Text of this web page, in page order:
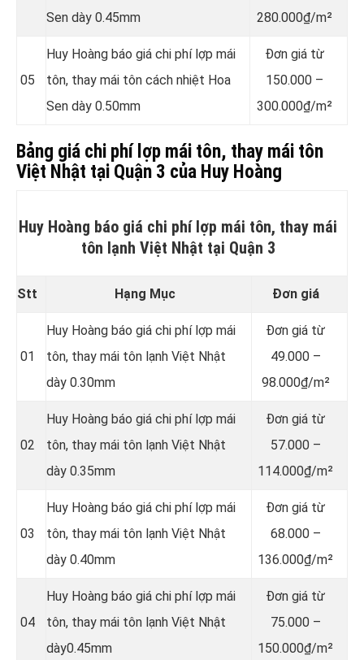
Sen dày 0.45mm
280.000₫/m²
05
Huy Hoàng báo giá chi phí lợp mái
tôn, thay mái tôn cách nhiệt Hoa
Sen dày 0.50mm
Đơn giá từ
150.000 –
300.000₫/m²
Bảng giá chi phí lợp mái tôn, thay mái tôn
Việt Nhật tại Quận 3 của Huy Hoàng
Huy Hoàng báo giá chi phí lợp mái tôn, thay mái
tôn lạnh Việt Nhật tại Quận 3
Stt Hạng Mục Đơn giá
01
Huy Hoàng báo giá chi phí lợp mái
tôn, thay mái tôn lạnh Việt Nhật
dày 0.30mm
Đơn giá từ
49.000 –
98.000₫/m²
02
Huy Hoàng báo giá chi phí lợp mái
tôn, thay mái tôn lạnh Việt Nhật
dày 0.35mm
Đơn giá từ
57.000 –
114.000₫/m²
03
Huy Hoàng báo giá chi phí lợp mái
tôn, thay mái tôn lạnh Việt Nhật
dày 0.40mm
Đơn giá từ
68.000 –
136.000₫/m²
04
Huy Hoàng báo giá chi phí lợp mái
tôn, thay mái tôn lạnh Việt Nhật
dày0.45mm
Đơn giá từ
75.000 –
150.000₫/m²